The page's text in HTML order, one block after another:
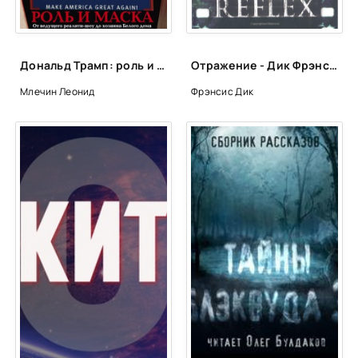
026 В мышеловке
030 В мышеловке
031 В мышеловке
032 В мышеловке
033 В мышеловке
034 В мышеловке
035 В мышеловке
Дональд Трамп: роль и маска - Леонид Млечин
Млечин Леонид
Отражение - Дик Фрэнсис
Фрэнсис Дик